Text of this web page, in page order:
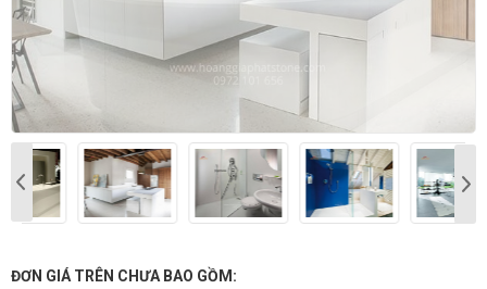
ĐƠN GIÁ TRÊN CHƯA BAO GỒM: